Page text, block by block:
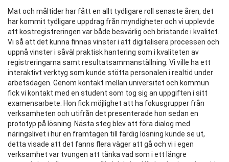
Mat och måltider har fått en allt tydligare roll senaste åren, det
har kommit tydligare uppdrag från myndigheter och vi upplevde
att kostregistreringen var både besvärlig och bristande i kvalitet.
Vi så att det kunna finnas vinster i att digitalisera processen och
uppnå vinster i såväl praktisk hantering som i kvaliteten av
registreringarna samt resultatsammanställning. Vi ville ha ett
interaktivt verktyg som kunde stötta personalen i realtid under
arbetsdagen. Genom kontakt mellan universitet och kommun
fick vi kontakt med en student som tog sig an uppgiften i sitt
examensarbete. Hon fick möjlighet att ha fokusgrupper från
verksamheten och utifrån det presenterade hon sedan en
prototyp på lösning. Nästa steg blev att föra dialog med
näringslivet i hur en framtagen till färdig lösning kunde se ut,
detta visade att det fanns flera väger att gå och vi i egen
verksamhet var tvungen att tänka vad som i ett längre